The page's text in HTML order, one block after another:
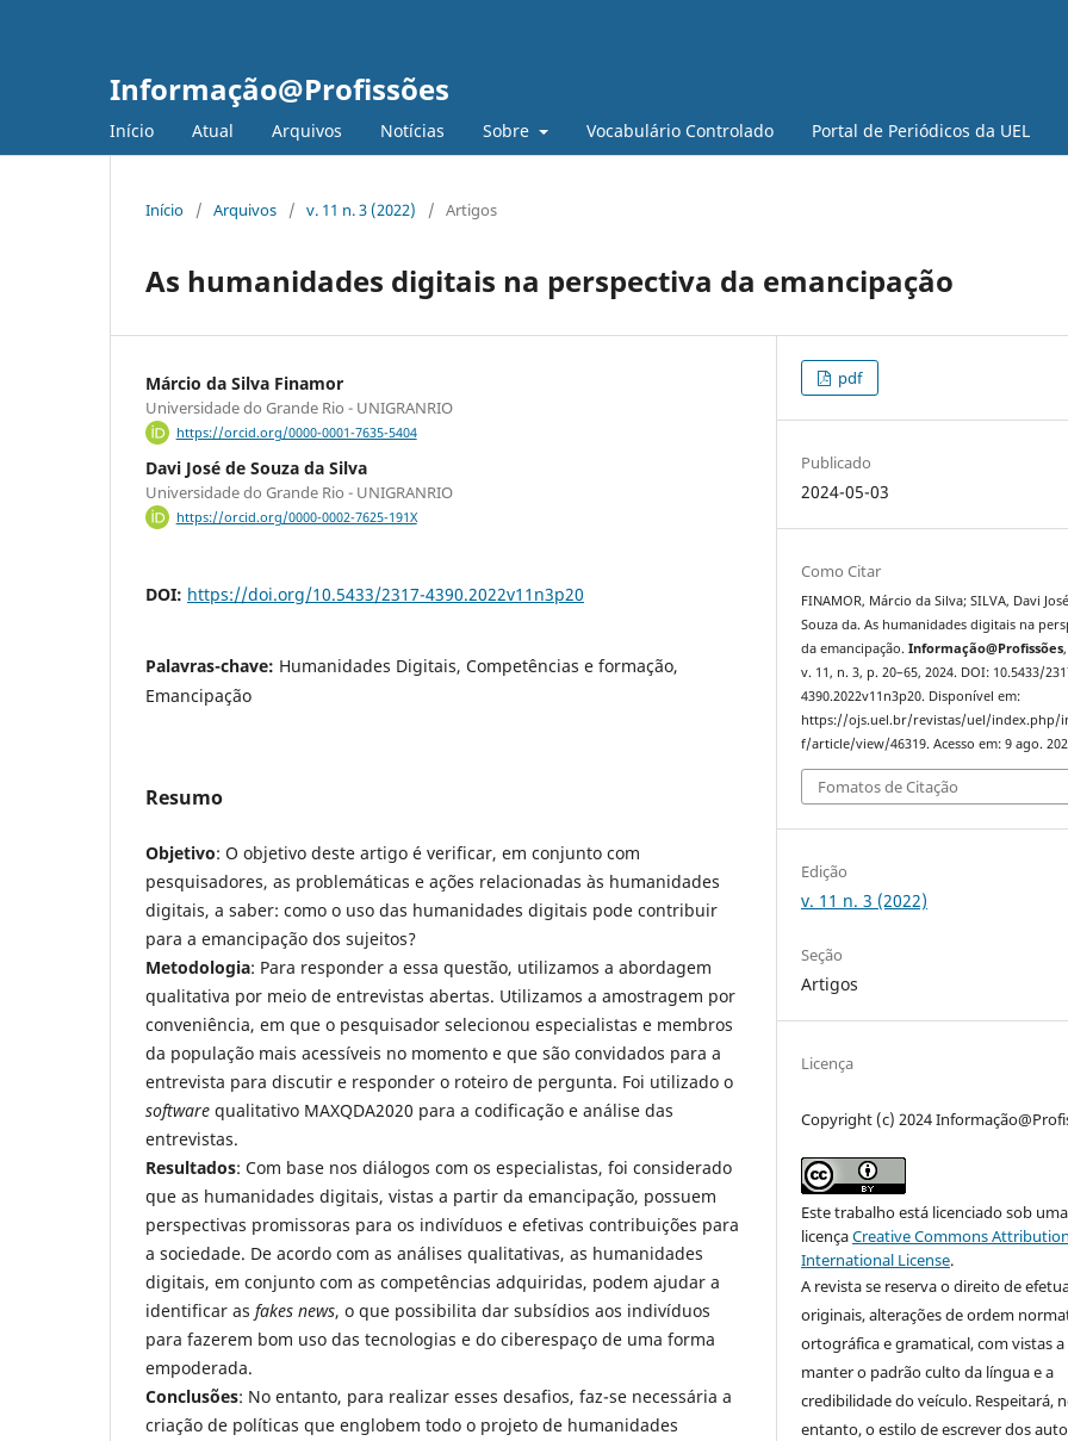
Informação@Profissões
Início Atual Arquivos Notícias Sobre Vocabulário Controlado Portal de Periódicos da UEL
Início / Arquivos / v. 11 n. 3 (2022) / Artigos
As humanidades digitais na perspectiva da emancipação
Márcio da Silva Finamor
Universidade do Grande Rio - UNIGRANRIO
https://orcid.org/0000-0001-7635-5404
Davi José de Souza da Silva
Universidade do Grande Rio - UNIGRANRIO
https://orcid.org/0000-0002-7625-191X
DOI: https://doi.org/10.5433/2317-4390.2022v11n3p20
Palavras-chave: Humanidades Digitais, Competências e formação,
Emancipação
Resumo
Objetivo: O objetivo deste artigo é verificar, em conjunto com
pesquisadores, as problemáticas e ações relacionadas às humanidades
digitais, a saber: como o uso das humanidades digitais pode contribuir
para a emancipação dos sujeitos?
Metodologia: Para responder a essa questão, utilizamos a abordagem
qualitativa por meio de entrevistas abertas. Utilizamos a amostragem por
conveniência, em que o pesquisador selecionou especialistas e membros
da população mais acessíveis no momento e que são convidados para a
entrevista para discutir e responder o roteiro de pergunta. Foi utilizado o
software qualitativo MAXQDA2020 para a codificação e análise das
entrevistas.
Resultados: Com base nos diálogos com os especialistas, foi considerado
que as humanidades digitais, vistas a partir da emancipação, possuem
perspectivas promissoras para os indivíduos e efetivas contribuições para
a sociedade. De acordo com as análises qualitativas, as humanidades
digitais, em conjunto com as competências adquiridas, podem ajudar a
identificar as fakes news, o que possibilita dar subsídios aos indivíduos
para fazerem bom uso das tecnologias e do ciberespaço de uma forma
empoderada.
Conclusões: No entanto, para realizar esses desafios, faz-se necessária a
criação de políticas que englobem todo o projeto de humanidades
pdf
Publicado
2024-05-03
Como Citar
FINAMOR, Márcio da Silva; SILVA, Davi
Souza da. As humanidades digitais na
da emancipação.Informação@Profissões
v. 11, n. 3, p. 20–65, 2024. DOI: 10.5433/
4390.2022v11n3p20. Disponível em:
https://ojs.uel.br/revistas/uel/index.php/
f/article/view/46319. Acesso em: 9 ago.
Fomatos de Citação
Edição
v. 11 n. 3 (2022)
Seção
Artigos
Licença
Copyright (c) 2024
Este trabalho está licenciado sob uma
licençaCreative Commons
International License.
A revista se reserva o direito de
originais, alterações de ordem
ortográfica e gramatical, com vistas a
manter o padrão culto da língua e a
credibilidade do veículo. Respeitará,
entanto, o estilo de escrever dos